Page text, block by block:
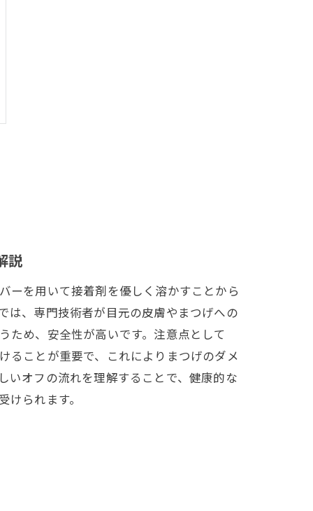
説
ーを用いて接着剤を優しく溶かすことから
は、専門技術者が目元の皮膚やまつげへの
ため、安全性が高いです。注意点として
ることが重要で、これによりまつげのダメ
いオフの流れを理解することで、健康的な
られます。